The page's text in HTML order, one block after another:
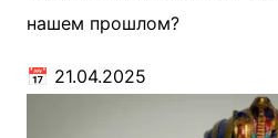
нашем прошлом?
📅 21.04.2025